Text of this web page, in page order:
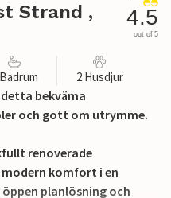
Strand ,
4.5
out of 5
2 Husdjur
bekväma
och gott om utrymme.
renoverade
komfort i en
planlösning och